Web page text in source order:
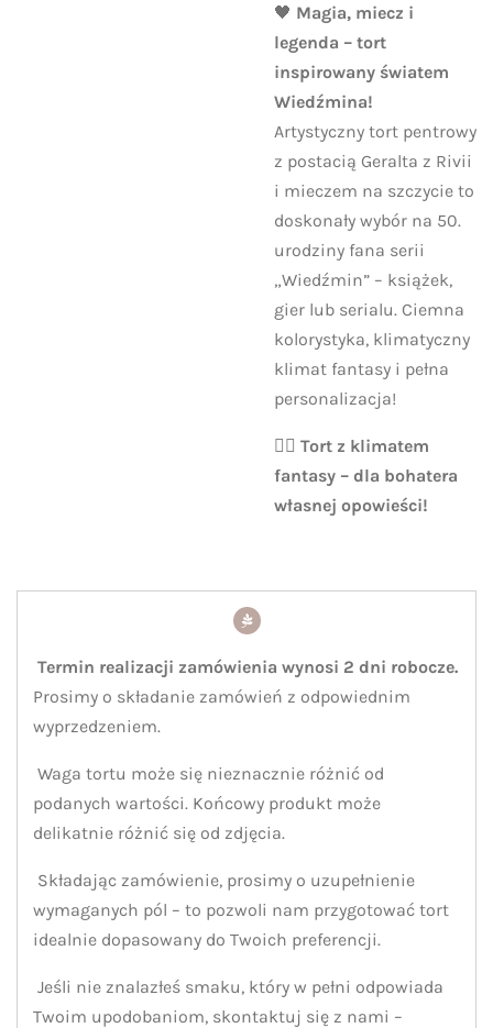
🖤 Magia, miecz i
legenda – tort
inspirowany światem
Wiedźmina!
Artystyczny tort pentrowy
z postacią Geralta z Rivii
i mieczem na szczycie to
doskonały wybór na 50.
urodziny fana serii
„Wiedźmin” – książek,
gier lub serialu. Ciemna
kolorystyka, klimatyczny
klimat fantasy i pełna
personalizacja!
🧙‍♂️ Tort z klimatem
fantasy – dla bohatera
własnej opowieści!
Termin realizacji zamówienia wynosi 2 dni robocze.
Prosimy o składanie zamówień z odpowiednim
wyprzedzeniem.
Waga tortu może się nieznacznie różnić od
podanych wartości. Końcowy produkt może
delikatnie różnić się od zdjęcia.
Składając zamówienie, prosimy o uzupełnienie
wymaganych pól – to pozwoli nam przygotować tort
idealnie dopasowany do Twoich preferencji.
Jeśli nie znalazłeś smaku, który w pełni odpowiada
Twoim upodobaniom, skontaktuj się z nami –